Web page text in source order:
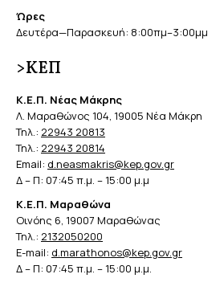
Ώρες
Δευτέρα—Παρασκευή: 8:00πμ–3:00μμ
>ΚΕΠ
Κ.Ε.Π. Νέας Μάκρης
Λ. Μαραθώνος 104, 19005 Νέα Μάκρη
Τηλ.: 22943 20813
Τηλ.: 22943 20814
Email: d.neasmakris@kep.gov.gr
Δ – Π: 07:45 π.μ. – 15:00 μ.μ
Κ.Ε.Π. Μαραθώνα
Οινόης 6, 19007 Μαραθώνας
Τηλ.: 2132050200
E-mail: d.marathonos@kep.gov.gr
Δ – Π: 07:45 π.μ. – 15:00 μ.μ.